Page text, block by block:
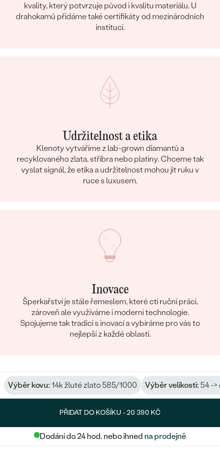
kvality, který potvrzuje původ i kvalitu materiálu. U
drahokamů přidáme také certifikáty od mezinárodních
institucí.
Udržitelnost a etika
Klenoty vytváříme z lab-grown diamantů a
recyklovaného zlata, stříbra nebo platiny. Chceme tak
vyslat signál, že etika a udržitelnost mohou jít ruku v
ruce s luxusem.
Inovace
Šperkařství je stále řemeslem, které ctí ruční práci,
zároveň ale využíváme i moderní technologie.
Spojujeme tak tradici s inovací a vybíráme pro vás to
nejlepší z každé oblasti.
Výběr kovu: 14k žluté zlato 585/1000 Výběr velikosti: 54 ->
PŘIDAT DO KOŠÍKU -20 390 KČ
Dodání do 24 hod. nebo ihned na prodejně